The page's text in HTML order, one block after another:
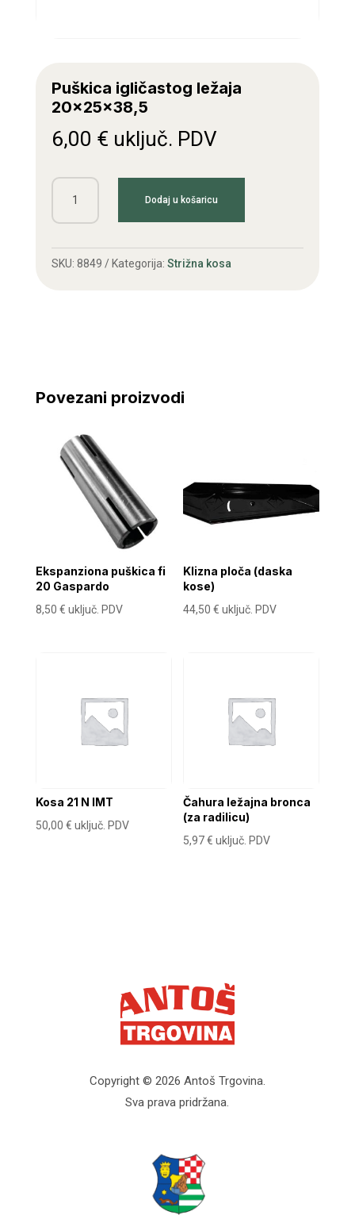
Puškica igličastog ležaja
20x25x38,5
6,00 € uključ. PDV
Puškica
igličastog
20x25x38,5
količina
Dodaj u košaricu
SKU: 8849 Kategorija: Strižna kosa
Povezani proizvodi
Ekspanziona puškica fi
20 Gaspardo
8,50 € uključ. PDV
Klizna ploča (daska
kose)
44,50€ uključ. PDV
Kosa 21 N IMT
50,00 € uključ. PDV
Čahura ležajna bronca
(za radilicu)
5,97€ uključ. PDV
Copyright © 2026 Antoš Trgovina.
Sva prava pridržana.